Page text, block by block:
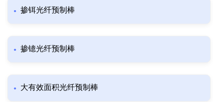
掺铒光纤预制棒
掺镱光纤预制棒
大有效面积光纤预制棒